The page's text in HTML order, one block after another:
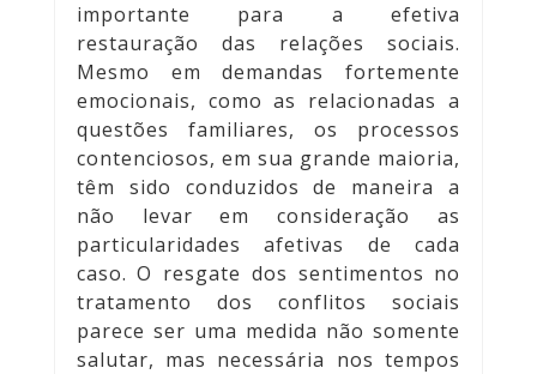
importante para a efetiva
restauração das relações sociais.
Mesmo em demandas fortemente
emocionais, como as relacionadas a
questões familiares, os processos
contenciosos, em sua grande maioria,
têm sido conduzidos de maneira a
não levar em consideração as
particularidades afetivas de cada
caso. O resgate dos sentimentos no
tratamento dos conflitos sociais
parece ser uma medida não somente
salutar, mas necessária nos tempos